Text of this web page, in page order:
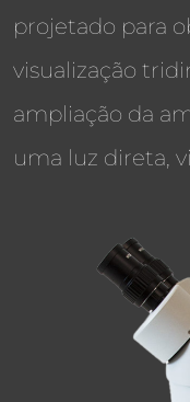
projetado para
visualização
ampliação da
uma luz direta,